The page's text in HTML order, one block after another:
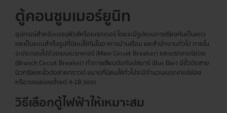
ตู้คอนซูมเมอร์ยูนิท
อุปกรณ์สำหรับบรรจุฟิวส์หรือเบรกเกอร์ โดยจะมีรูปแบบการเรียงกันเป็นแถว
และเป็นแบบสำเร็จรูปที่นิยมใช้กันในอาคารบ้านเรือน และสำนักงานทั่วไป ภายใน
จะประกอบไปด้วยเมนเบรกเกอร์ (Main Circuit Breaker) และเบรกเกอร์ย่อย
(Branch Circuit Breaker) ทำการเสียบต่อกับบัสบาร์ (Bus Bar) มีขั้วต่อสาย
นิวทรัลและขั้วต่อสายกราวด์ ขนาดที่นิยมใช้ทั่วไปจะมีจำนวนเบรกเกอร์ย่อย
หรือวงจรย่อยตั้งแต่ 4-18 วงจร
วิธีเลือกตู้ไฟฟ้าให้เหมาะสม